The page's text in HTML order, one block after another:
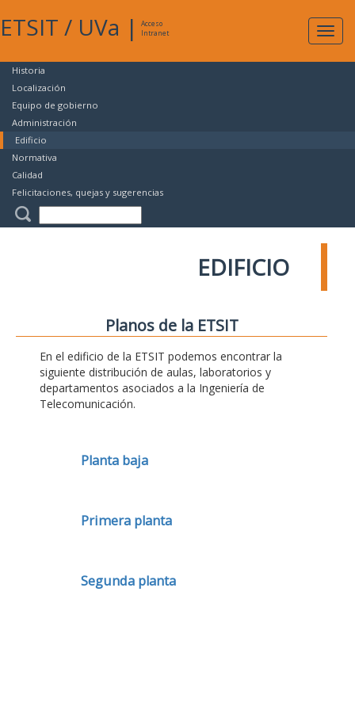
ETSIT / UVa |
Acceso
Intranet
Historia
Localización
Equipo de gobierno
Administración
Edificio
Normativa
Calidad
Felicitaciones, quejas y sugerencias
EDIFICIO
Planos de la ETSIT
En el edificio de la ETSIT podemos encontrar la
siguiente distribución de aulas, laboratorios y
departamentos asociados a la Ingeniería de
Telecomunicación.
Planta baja
Primera planta
Segunda planta